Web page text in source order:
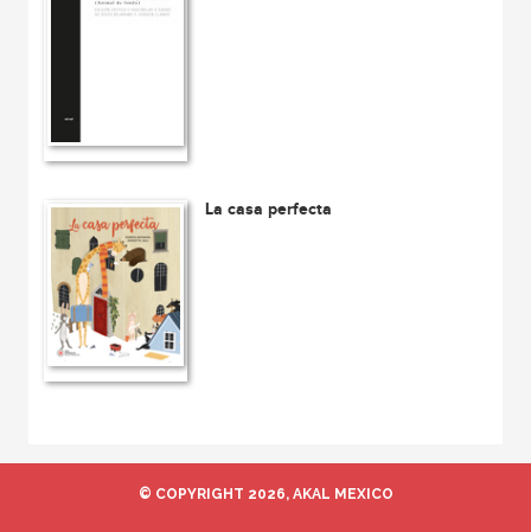
La casa perfecta
© COPYRIGHT 2026, AKAL MEXICO